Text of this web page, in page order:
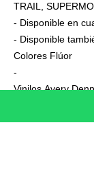
TRAIL,
- Disponible en
- Disponible
Colores Flúor
-
Vinilos Avery
- Junto a su